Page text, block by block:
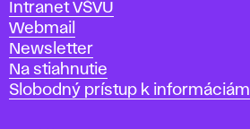
ý
t
v
a
r
Intranet VŠVU
Webmail
Newsletter
Na stiahnutie
Slobodný prístup k informáciám